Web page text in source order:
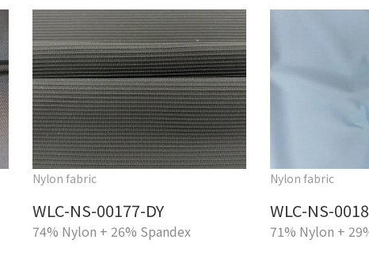
Nylon fabric
WLC-NS-00177-DY
74% Nylon + 26% Spandex
Nylon fabric
WLC-NS-
71% Nylon +